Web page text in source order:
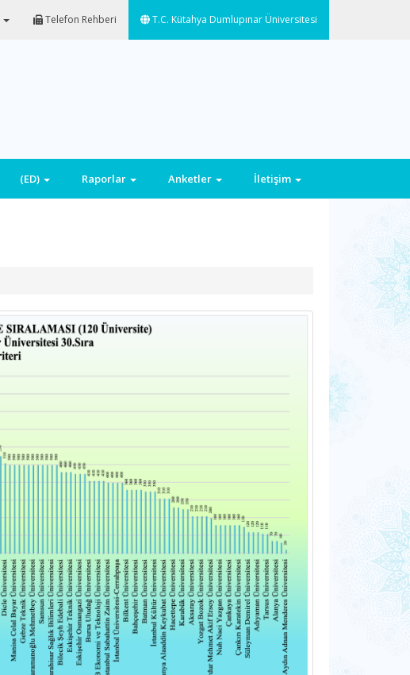
Telefon Rehberi T.C. Kütahya Dumlupınar Üniversitesi
(ED) Raporlar Anketler İletişim